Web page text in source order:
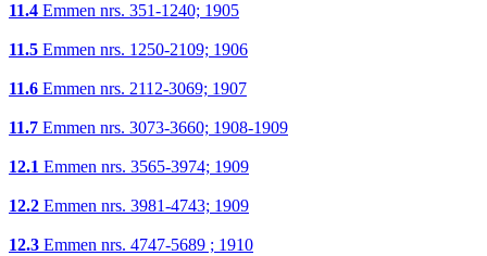
11.4 Emmen nrs. 351-1240; 1905
11.5 Emmen nrs. 1250-2109; 1906
11.6 Emmen nrs. 2112-3069; 1907
11.7 Emmen nrs. 3073-3660; 1908-1909
12.1 Emmen nrs. 3565-3974; 1909
12.2 Emmen nrs. 3981-4743; 1909
12.3 Emmen nrs. 4747-5689 ; 1910